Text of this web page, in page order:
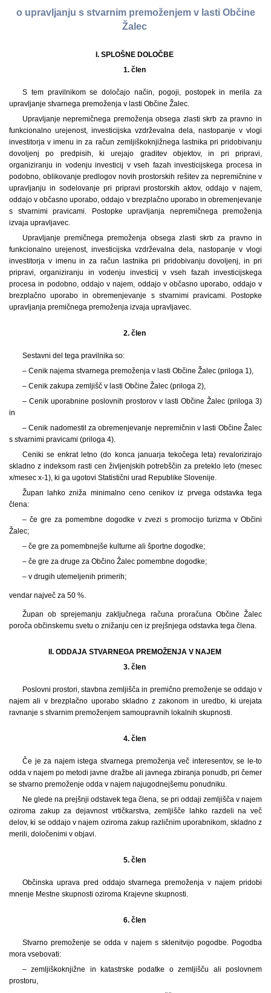
o upravljanju s stvarnim premoženjem v lasti Občine
Žalec
I. SPLOŠNE DOLOČBE
1. člen
S tem pravilnikom se določajo način, pogoji, postopek in merila za
upravljanje stvarnega premoženja v lasti Občine Žalec.
Upravljanje nepremičnega premoženja obsega zlasti skrb za pravno in
funkcionalno urejenost, investicijska vzdrževalna dela, nastopanje v vlogi
investitorja v imenu in za račun zemljiškoknjižnega lastnika pri pridobivanju
dovoljenj po predpisih, ki urejajo graditev objektov, in pri pripravi,
organiziranju in vodenju investicij v vseh fazah investicijskega procesa in
podobno, oblikovanje predlogov novih prostorskih rešitev za nepremičnine v
upravljanju in sodelovanje pri pripravi prostorskih aktov, oddajo v najem,
oddajo v občasno uporabo, oddajo v brezplačno uporabo in obremenjevanje
s stvarnimi pravicami. Postopke upravljanja nepremičnega premoženja
izvaja upravljavec.
Upravljanje premičnega premoženja obsega zlasti skrb za pravno in
funkcionalno urejenost, investicijska vzdrževalna dela, nastopanje v vlogi
investitorja v imenu in za račun lastnika pri pridobivanju dovoljenj, in pri
pripravi, organiziranju in vodenju investicij v vseh fazah investicijskega
procesa in podobno, oddajo v najem, oddajo v občasno uporabo, oddajo v
brezplačno uporabo in obremenjevanje s stvarnimi pravicami. Postopke
upravljanja premičnega premoženja izvaja upravljavec.
2. člen
Sestavni del tega pravilnika so:
– Cenik najema stvarnega premoženja v lasti Občine Žalec (priloga 1),
– Cenik zakupa zemljišč v lasti Občine Žalec (priloga 2),
– Cenik uporabnine poslovnih prostorov v lasti Občine Žalec (priloga 3)
in
– Cenik nadomestil za obremenjevanje nepremičnin v lasti Občine Žalec
s stvarnimi pravicami (priloga 4).
Ceniki se enkrat letno (do konca januarja tekočega leta) revalorizirajo
skladno z indeksom rasti cen življenjskih potrebščin za preteklo leto (mesec
x/mesec x-1), ki ga ugotovi Statistični urad Republike Slovenije.
Župan lahko zniža minimalno ceno cenikov iz prvega odstavka tega
člena:
– če gre za pomembne dogodke v zvezi s promocijo turizma v Občini
Žalec;
– če gre za pomembnejše kulturne ali športne dogodke;
– če gre za druge za Občino Žalec pomembne dogodke;
– v drugih utemeljenih primerih;
vendar največ za 50 %.
Župan ob sprejemanju zaključnega računa proračuna Občine Žalec
poroča občinskemu svetu o znižanju cen iz prejšnjega odstavka tega člena.
II. ODDAJA STVARNEGA PREMOŽENJA V NAJEM
3. člen
Poslovni prostori, stavbna zemljišča in premično premoženje se oddajo v
najem ali v brezplačno uporabo skladno z zakonom in uredbo, ki urejata
ravnanje s stvarnim premoženjem samoupravnih lokalnih skupnosti.
4. člen
Če je za najem istega stvarnega premoženja več interesentov, se le-to
odda v najem po metodi javne dražbe ali javnega zbiranja ponudb, pri čemer
se stvarno premoženje odda v najem najugodnejšemu ponudniku.
Ne glede na prejšnji odstavek tega člena, se pri oddaji zemljišča v najem
oziroma zakup za dejavnost vrtičkarstva, zemljišče lahko razdeli na več
delov, ki se oddajo v najem oziroma zakup različnim uporabnikom, skladno z
merili, določenimi v objavi.
5. člen
Občinska uprava pred oddajo stvarnega premoženja v najem pridobi
mnenje Mestne skupnosti oziroma Krajevne skupnosti.
6. člen
Stvarno premoženje se odda v najem s sklenitvijo pogodbe. Pogodba
mora vsebovati:
– zemljiškoknjižne in katastrske podatke o zemljišču ali poslovnem
prostoru,